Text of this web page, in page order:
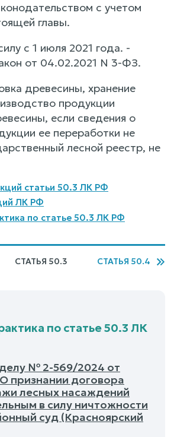
с учетом
главы.
с 1 июля 2021 года. -
от 04.02.2021 N 3-ФЗ.
древесины, хранение
продукции
если сведения о
ее переработки не
лесной реестр, не
статьи 50.3 ЛК РФ
ЛК РФ
по статье 50.3 ЛК РФ
СТАТЬЯ 50.3 СТАТЬЯ 50.4
по статье 50.3 ЛК
№ 2-569/2024 от
признании договора
лесных насаждений
в силу ничтожности
суд (Красноярский